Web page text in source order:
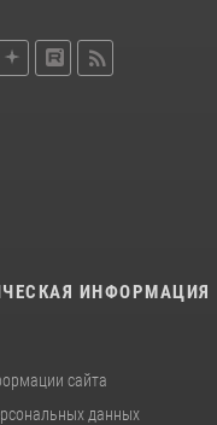
ИНФОРМАЦИЯ
сайта
данных